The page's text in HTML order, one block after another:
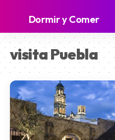
Dormir y Comer
visita Puebla